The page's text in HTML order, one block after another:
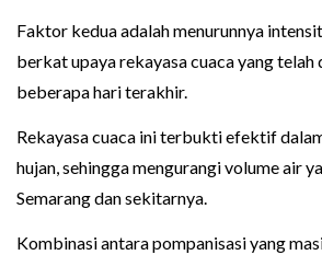
Faktor kedua adalah menurunnya
berkat upaya rekayasa cuaca yang telah
beberapa hari terakhir.
Rekayasa cuaca ini terbukti efektif
hujan, sehingga mengurangi volume air
Semarang dan sekitarnya.
Kombinasi antara pompanisasi yang